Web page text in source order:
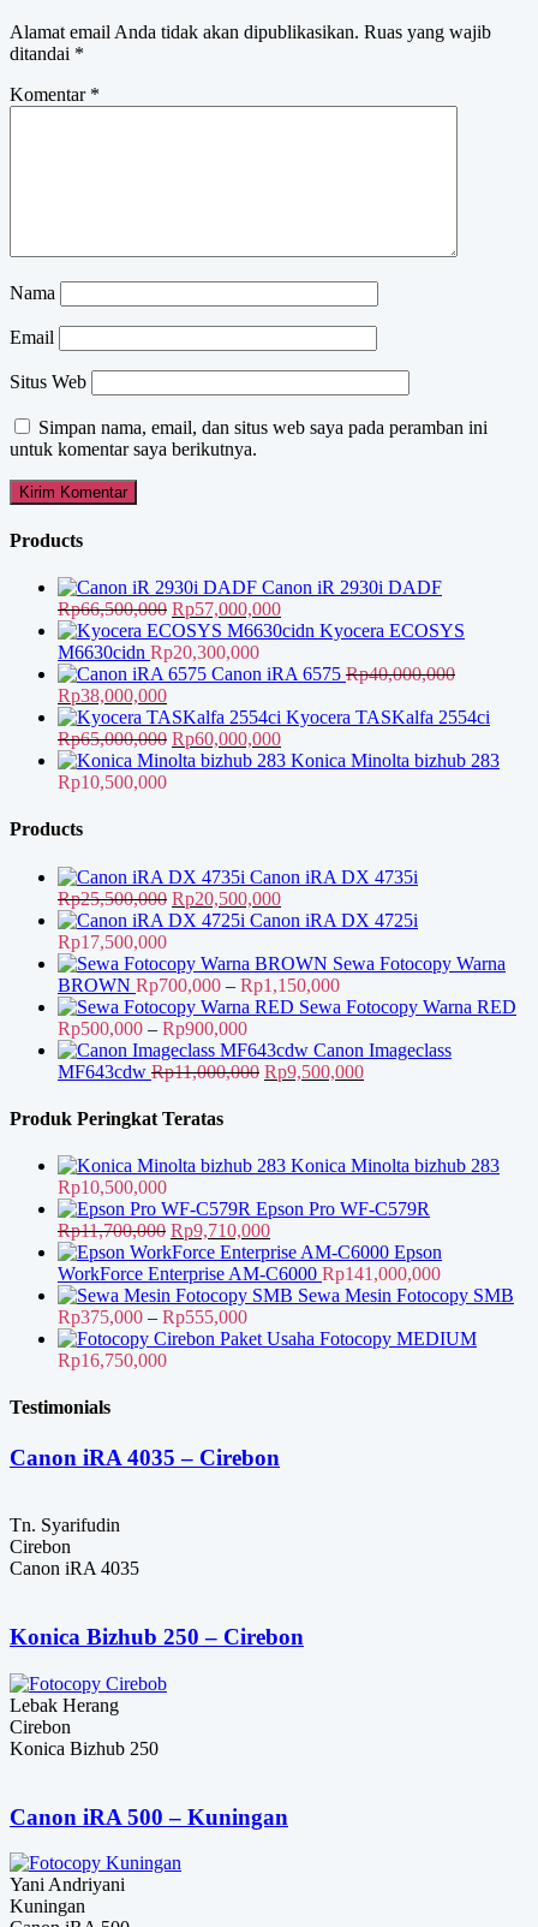
Alamat email Anda tidak akan dipublikasikan. Ruas yang wajib
ditandai *
Komentar *
Nama
Email
Situs Web
Simpan nama, email, dan situs web saya pada peramban ini
untuk komentar saya berikutnya.
Products
Canon iR 2930i DADF
Rp66,500,000 Harga
aslinya
adalah:
Rp66,500,000.
Rp57,000,000Harga
saat
adalah:
Kyocera ECOSYS
M6630cidn Rp20,300,000
Canon iRA 6575 Rp40,000,000
Harga
aslinya
adalah:
Rp40,000,000.
Rp38,000,000Harga
saat
ini
adalah:
Rp38,000,000.
Kyocera TASKalfa 2554ci
Rp65,000,000 Harga
aslinya
Rp60,000,000Harga
saat
Konica Minolta bizhub 283
Rp10,500,000
Products
Canon iRA DX 4735i
Rp25,500,000 Harga
aslinya
Rp25,500,000.
Rp20,500,000Harga
saat
adalah:
Rp20,500,000.
Canon iRA DX 4725i
Rp17,500,000
Sewa Fotocopy Warna
BROWN Rp700,000 – Rp1,150,000Rentang
harga:
hingga
Rp1,150,000
Sewa Fotocopy Warna RED
Rp500,000 – Rp900,000Rentang
harga:
Rp500,000
Canon Imageclass
MF643cdw Rp11,000,000 Harga
Rp9,500,000Harga
Rp9,500,000.
Produk Peringkat Teratas
Konica Minolta bizhub 283
Rp10,500,000
Epson Pro WF-C579R
Rp11,700,000 Harga
aslinya
adalah:
Rp11,700,000.
Rp9,710,000Harga
saat
ini
adalah:
Epson
WorkForce Enterprise AM-C6000 Rp141,000,000
Sewa Mesin Fotocopy SMB
Rp375,000 – Rp555,000Rentang
harga:
Paket Usaha Fotocopy MEDIUM
Rp16,750,000
Testimonials
Canon iRA 4035 – Cirebon
Tn. Syarifudin
Cirebon
Canon iRA 4035
Konica Bizhub 250 – Cirebon
Lebak Herang
Cirebon
Konica Bizhub 250
Canon iRA 500 – Kuningan
Yani Andriyani
Kuningan